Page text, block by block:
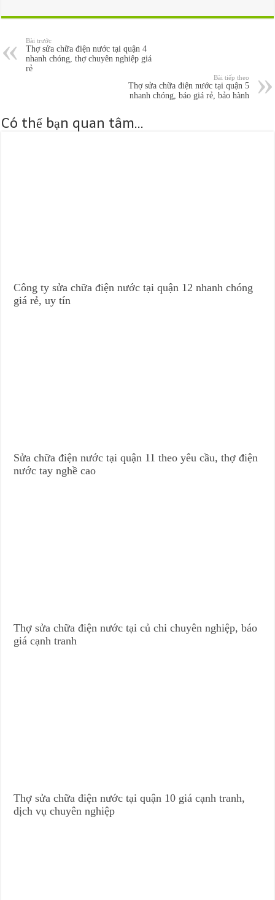
Bài trước
Thợ sửa chữa điện nước tại quận 4
nhanh chóng, thợ chuyên nghiệp giá
rẻ
Bài tiếp theo
Thợ sửa chữa điện nước tại quận 5
nhanh chóng, báo giá rẻ, bảo hành
Có thể bạn quan tâm...
Công ty sửa chữa điện nước tại quận 12 nhanh chóng
giá rẻ, uy tín
Sửa chữa điện nước tại quận 11 theo yêu cầu, thợ điện
nước tay nghề cao
Thợ sửa chữa điện nước tại củ chi chuyên nghiệp, báo
giá cạnh tranh
Thợ sửa chữa điện nước tại quận 10 giá cạnh tranh,
dịch vụ chuyên nghiệp